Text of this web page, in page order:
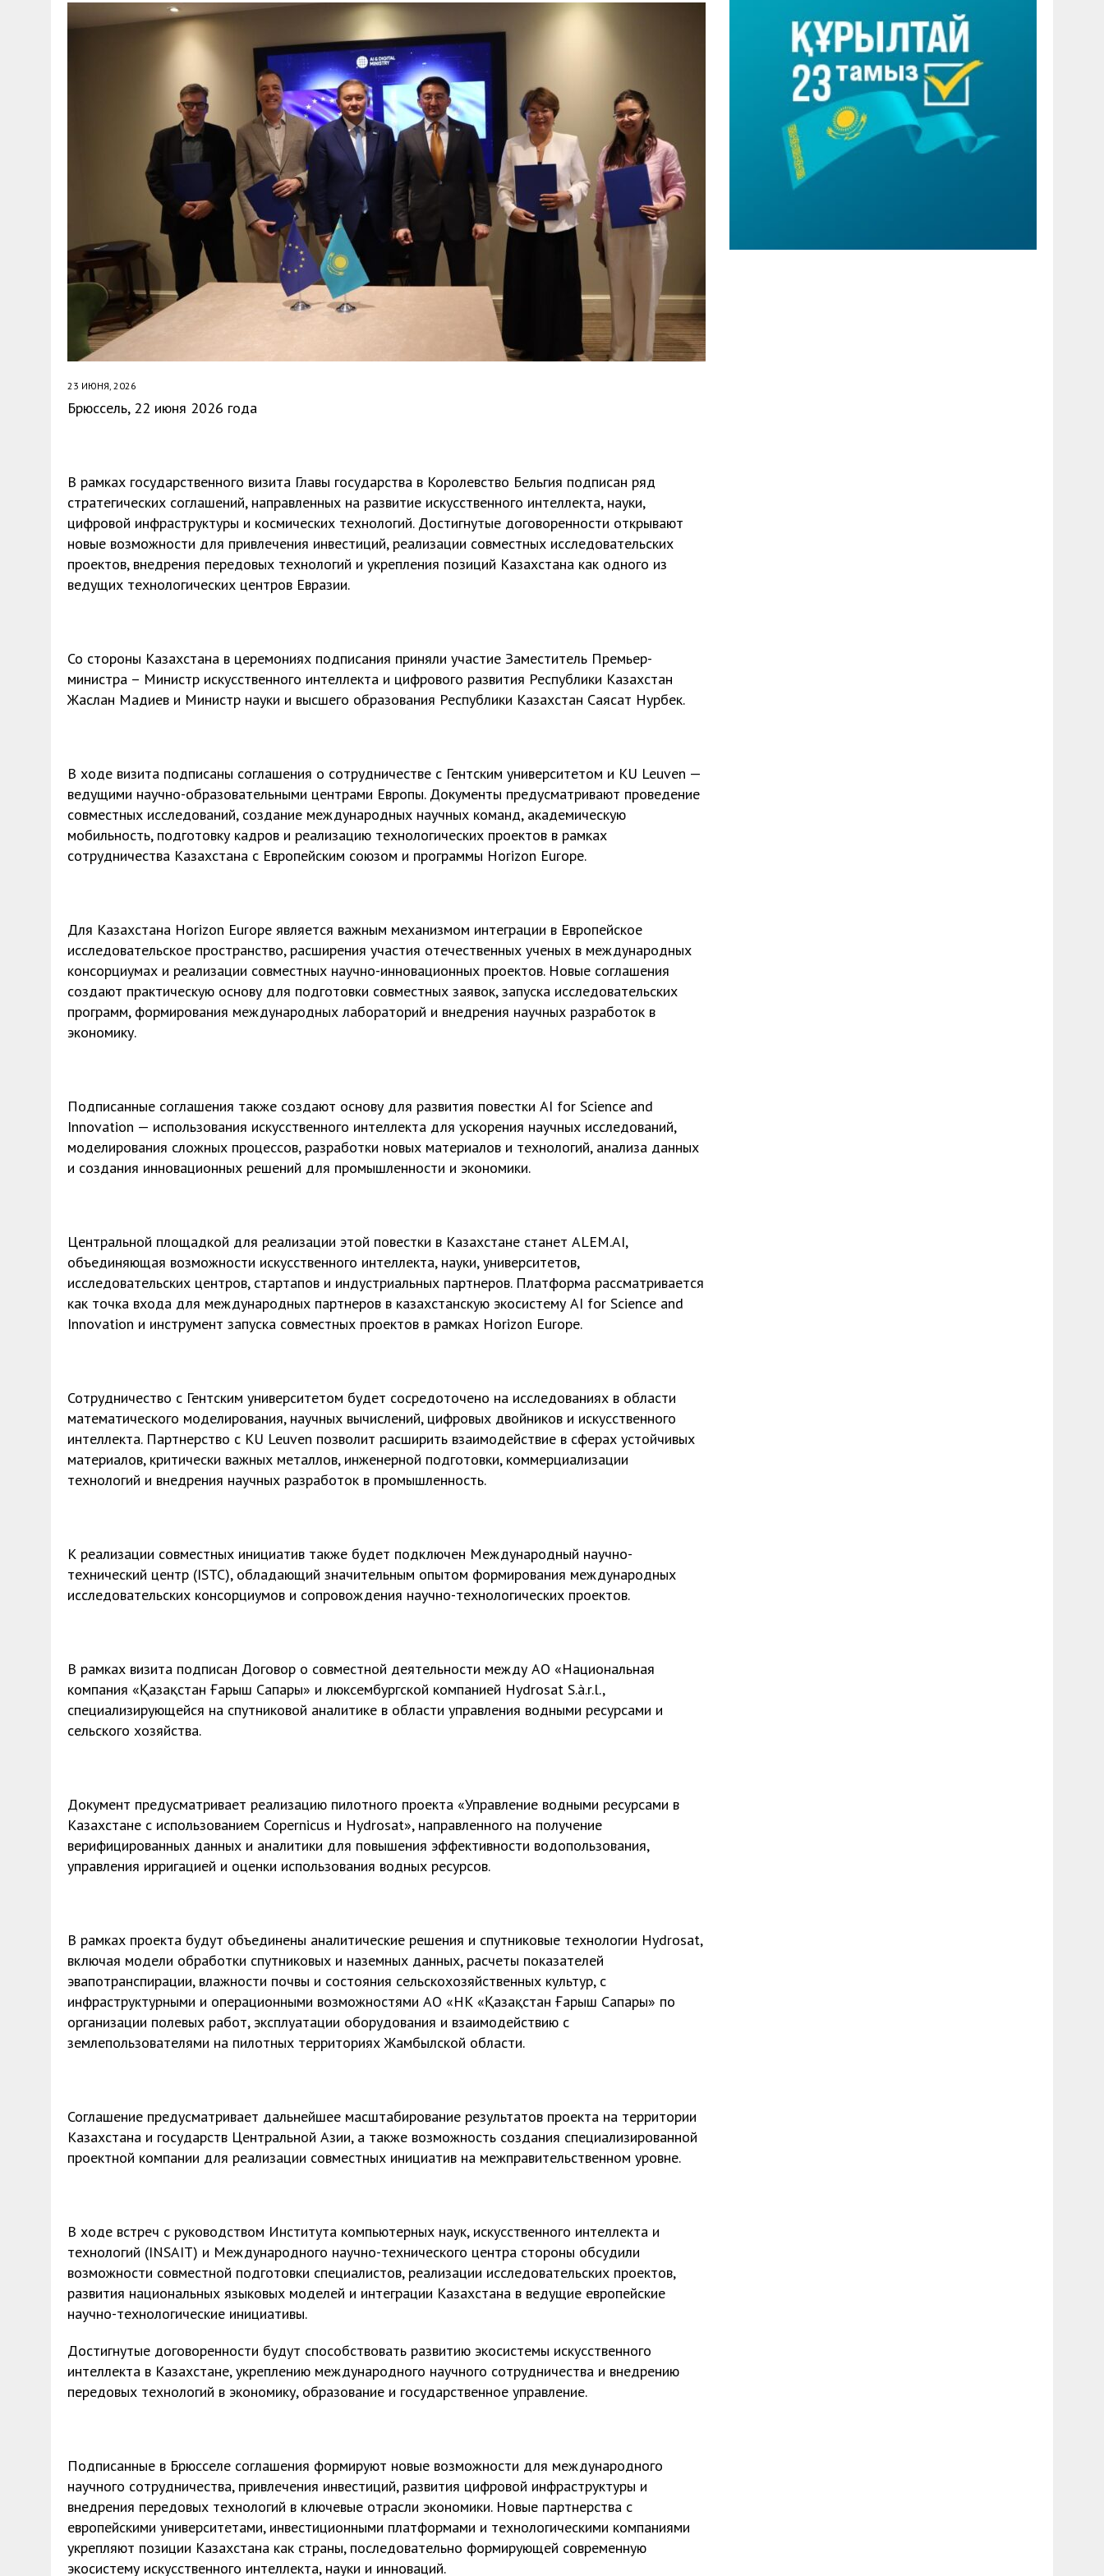
30 МАЯ, 2026 | ТҮСІНДІРУ ЖҰМЫСТАРЫ ЖҮРГІЗІЛДІ
23 ИЮНЯ, 2026
Брюссель, 22 июня 2026 года
В рамках государственного визита Главы государства в Королевство Бельгия подписан ряд
стратегических соглашений, направленных на развитие искусственного интеллекта, науки,
цифровой инфраструктуры и космических технологий. Достигнутые договоренности открывают
новые возможности для привлечения инвестиций, реализации совместных исследовательских
проектов, внедрения передовых технологий и укрепления позиций Казахстана как одного из
ведущих технологических центров Евразии.
Со стороны Казахстана в церемониях подписания приняли участие Заместитель Премьер-
министра – Министр искусственного интеллекта и цифрового развития Республики Казахстан
Жаслан Мадиев и Министр науки и высшего образования Республики Казахстан Саясат Нурбек.
В ходе визита подписаны соглашения о сотрудничестве с Гентским университетом и KU Leuven —
ведущими научно-образовательными центрами Европы. Документы предусматривают проведение
совместных исследований, создание международных научных команд, академическую
мобильность, подготовку кадров и реализацию технологических проектов в рамках
сотрудничества Казахстана с Европейским союзом и программы Horizon Europe.
Для Казахстана Horizon Europe является важным механизмом интеграции в Европейское
исследовательское пространство, расширения участия отечественных ученых в международных
консорциумах и реализации совместных научно-инновационных проектов. Новые соглашения
создают практическую основу для подготовки совместных заявок, запуска исследовательских
программ, формирования международных лабораторий и внедрения научных разработок в
экономику.
Подписанные соглашения также создают основу для развития повестки AI for Science and
Innovation — использования искусственного интеллекта для ускорения научных исследований,
моделирования сложных процессов, разработки новых материалов и технологий, анализа данных
и создания инновационных решений для промышленности и экономики.
Центральной площадкой для реализации этой повестки в Казахстане станет ALEM.AI,
объединяющая возможности искусственного интеллекта, науки, университетов,
исследовательских центров, стартапов и индустриальных партнеров. Платформа рассматривается
как точка входа для международных партнеров в казахстанскую экосистему AI for Science and
Innovation и инструмент запуска совместных проектов в рамках Horizon Europe.
Сотрудничество с Гентским университетом будет сосредоточено на исследованиях в области
математического моделирования, научных вычислений, цифровых двойников и искусственного
интеллекта. Партнерство с KU Leuven позволит расширить взаимодействие в сферах устойчивых
материалов, критически важных металлов, инженерной подготовки, коммерциализации
технологий и внедрения научных разработок в промышленность.
К реализации совместных инициатив также будет подключен Международный научно-
технический центр (ISTC), обладающий значительным опытом формирования международных
исследовательских консорциумов и сопровождения научно-технологических проектов.
В рамках визита подписан Договор о совместной деятельности между АО «Национальная
компания «Қазақстан Ғарыш Сапары» и люксембургской компанией Hydrosat S.à.r.l.,
специализирующейся на спутниковой аналитике в области управления водными ресурсами и
сельского хозяйства.
Документ предусматривает реализацию пилотного проекта «Управление водными ресурсами в
Казахстане с использованием Copernicus и Hydrosat», направленного на получение
верифицированных данных и аналитики для повышения эффективности водопользования,
управления ирригацией и оценки использования водных ресурсов.
В рамках проекта будут объединены аналитические решения и спутниковые технологии Hydrosat,
включая модели обработки спутниковых и наземных данных, расчеты показателей
эвапотранспирации, влажности почвы и состояния сельскохозяйственных культур, с
инфраструктурными и операционными возможностями АО «НК «Қазақстан Ғарыш Сапары» по
организации полевых работ, эксплуатации оборудования и взаимодействию с
землепользователями на пилотных территориях Жамбылской области.
Соглашение предусматривает дальнейшее масштабирование результатов проекта на территории
Казахстана и государств Центральной Азии, а также возможность создания специализированной
проектной компании для реализации совместных инициатив на межправительственном уровне.
В ходе встреч с руководством Института компьютерных наук, искусственного интеллекта и
технологий (INSAIT) и Международного научно-технического центра стороны обсудили
возможности совместной подготовки специалистов, реализации исследовательских проектов,
развития национальных языковых моделей и интеграции Казахстана в ведущие европейские
научно-технологические инициативы.
Достигнутые договоренности будут способствовать развитию экосистемы искусственного
интеллекта в Казахстане, укреплению международного научного сотрудничества и внедрению
передовых технологий в экономику, образование и государственное управление.
Подписанные в Брюсселе соглашения формируют новые возможности для международного
научного сотрудничества, привлечения инвестиций, развития цифровой инфраструктуры и
внедрения передовых технологий в ключевые отрасли экономики. Новые партнерства с
европейскими университетами, инвестиционными платформами и технологическими компаниями
укрепляют позиции Казахстана как страны, последовательно формирующей современную
экосистему искусственного интеллекта, науки и инноваций.